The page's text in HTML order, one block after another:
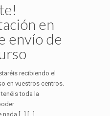
en
envío de
recibiendo el
en vuestros centros.
toda la
[…] [...]